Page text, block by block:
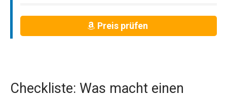
Preis prüfen
Checkliste: Was macht einen